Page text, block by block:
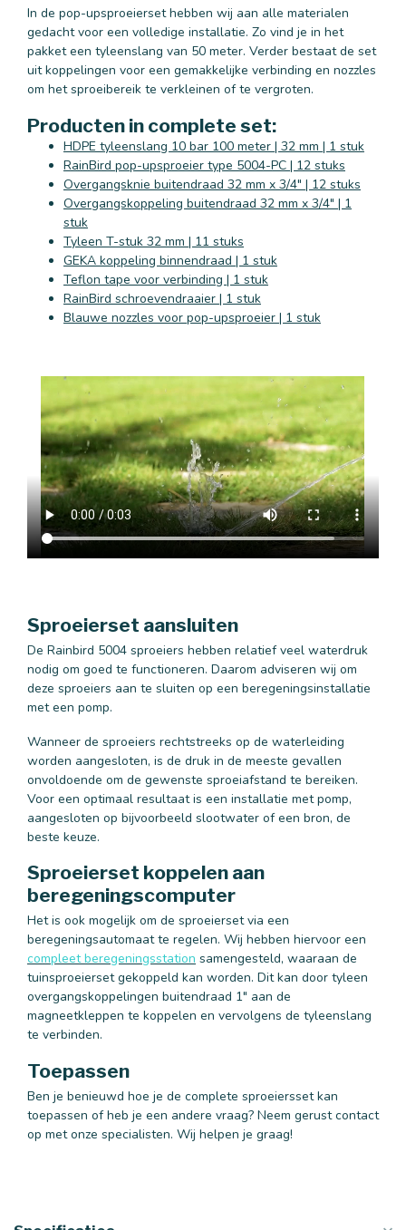
In de pop-upsproeierset hebben wij aan alle materialen
gedacht voor een volledige installatie. Zo vind je in het
pakket een tyleenslang van 50 meter. Verder bestaat de set
uit koppelingen voor een gemakkelijke verbinding en nozzles
om het sproeibereik te verkleinen of te vergroten.
Producten in complete set:
HDPE tyleenslang 10 bar 100 meter | 32 mm | 1 stuk
RainBird pop-upsproeier type 5004-PC | 12 stuks
Overgangsknie buitendraad 32 mm x 3/4" | 12 stuks
Overgangskoppeling buitendraad 32 mm x 3/4" | 1
stuk
Tyleen T-stuk 32 mm | 11 stuks
GEKA koppeling binnendraad | 1 stuk
Teflon tape voor verbinding | 1 stuk
RainBird schroevendraaier | 1 stuk
Blauwe nozzles voor pop-upsproeier | 1 stuk
Sproeierset aansluiten
De Rainbird 5004 sproeiers hebben relatief veel waterdruk
nodig om goed te functioneren. Daarom adviseren wij om
deze sproeiers aan te sluiten op een beregeningsinstallatie
met een pomp.
Wanneer de sproeiers rechtstreeks op de waterleiding
worden aangesloten, is de druk in de meeste gevallen
onvoldoende om de gewenste sproeiafstand te bereiken.
Voor een optimaal resultaat is een installatie met pomp,
aangesloten op bijvoorbeeld slootwater of een bron, de
beste keuze.
Sproeierset koppelen aan
beregeningscomputer
Het is ook mogelijk om de sproeierset via een
beregeningsautomaat te regelen. Wij hebben hiervoor een
compleet beregeningsstation samengesteld, waaraan de
tuinsproeierset gekoppeld kan worden. Dit kan door tyleen
overgangskoppelingen buitendraad 1" aan de
magneetkleppen te koppelen en vervolgens de tyleenslang
te verbinden.
Toepassen
Ben je benieuwd hoe je de complete sproeiersset kan
toepassen of heb je een andere vraag? Neem gerust contact
op met onze specialisten. Wij helpen je graag!